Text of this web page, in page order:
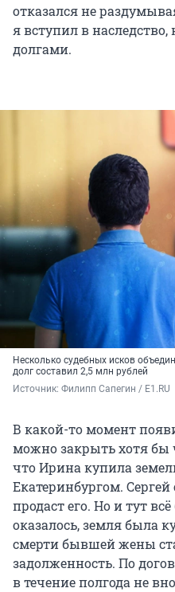
отказался не
я вступил в наследство,
долгами.
Несколько судебных исков
долг составил 2,5 млн рублей
Источник: Филипп Сапегин / E1.RU
В какой-то момент
можно закрыть хотя бы
что Ирина купила
Екатеринбургом.
продаст его. Но и тут
оказалось, земля была
смерти бывшей жены
задолженность. По
в течение полгода не